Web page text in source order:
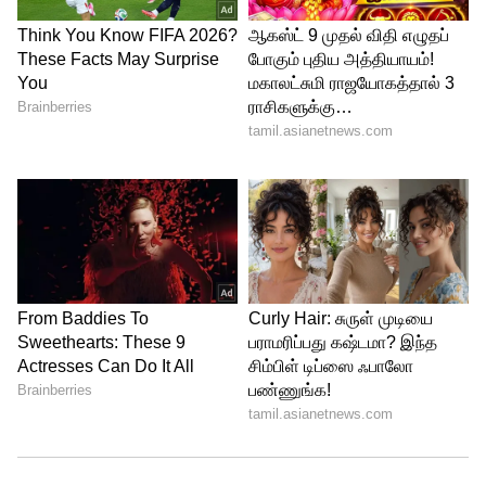
Jaipur, Sambhar, Rajasthan, Salt City, salt
lake, Salt Train, Salt
சம்பாரின் மிகவும் சுவாரஸ்யமான
அம்சங்களில் ஒன்று, நூற்றாண்டு
பழமையான உப்பு ரயில். இந்த ஷார்ட்-கேஜ்
ரயில் முதலில் ஏரியில் இருந்து அருகிலுள்ள
பகுதிகளுக்கு உப்பு கொண்டு செல்ல
உருவாக்கப்பட்டது. இன்று, உப்பு ரயில்
சுற்றுலா அனுபவத்தைக் கொடுக்கிறது.
சால்ட் ரயிலில் சவாரி செய்வது, காலத்தில்